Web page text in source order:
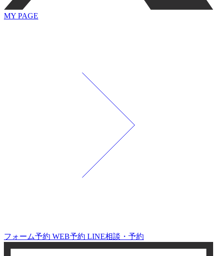
MY PAGE
フォーム予約 WEB予約 LINE相談・予約